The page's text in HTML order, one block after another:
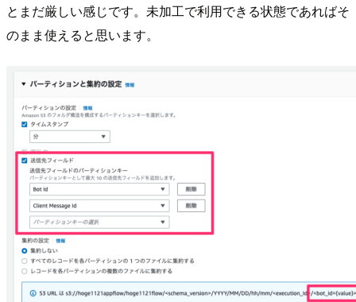
とまだ厳しい感じです。未加工で利用できる状態であればそ
のまま使えると思います。